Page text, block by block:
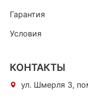
Гарантия
Условия
КОНТАКТЫ
ул. Шмерля 3,